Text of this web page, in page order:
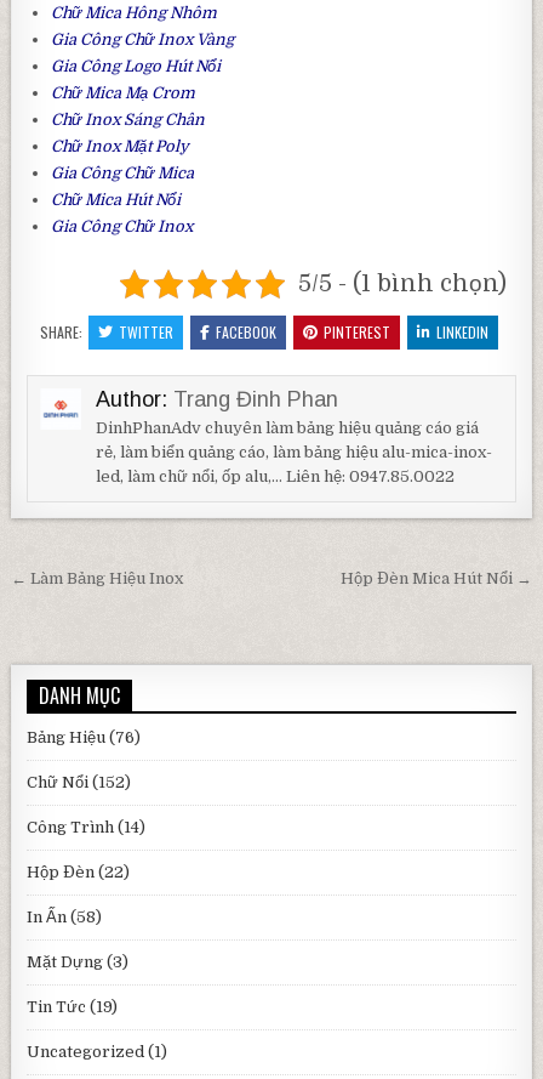
Chữ Mica Hông Nhôm
Gia CôngChữ Inox Vàng
Gia Công Logo Hút Nổi
Chữ Mica Mạ Crom
Chữ Inox Sáng Chân
Chữ Inox Mặt Poly
Gia CôngChữ Mica
Chữ Mica Hút Nổi
Gia Công Chữ Inox
5/5 - (1 bình chọn)
SHARE: TWITTER FACEBOOK PINTEREST LINKEDIN
Author: Trang Đinh Phan
DinhPhanAdv chuyên làm bảng hiệu quảng cáo giá
rẻ, làm biển quảng cáo, làm bảng hiệu alu-mica-inox-
led, làm chữ nổi, ốp alu,... Liên hệ: 0947.85.0022
Điều hướng bài viết Hộp Đèn Mica Hút Nổi →
← Làm Bảng Hiệu Inox
DANH MỤC
Bảng Hiệu (76)
Chữ Nổi (152)
Công Trình (14)
Hộp Đèn (22)
In Ấn (58)
Mặt Dựng (3)
Tin Tức (19)
Uncategorized (1)